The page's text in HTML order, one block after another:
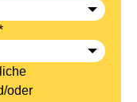
oder